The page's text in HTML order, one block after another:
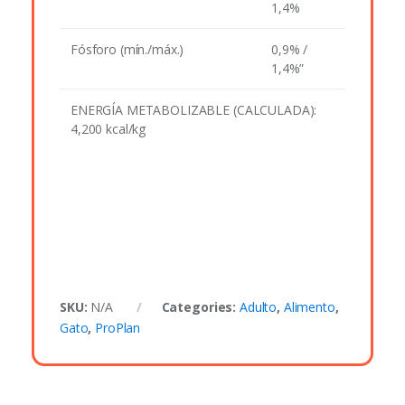
1,4%
Fósforo (mín./máx.)
0,9% /
1,4%”
ENERGÍA METABOLIZABLE (CALCULADA):
4,200 kcal/kg
SKU: N/A Categories: Adulto, Alimento,
Gato, ProPlan